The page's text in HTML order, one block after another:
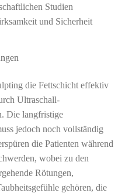
Studien
und Sicherheit
die Fettschicht effektiv
Ultraschall-
Die langfristige
jedoch noch vollständig
die Patienten während
wobei zu den
Rötungen,
gehören, die